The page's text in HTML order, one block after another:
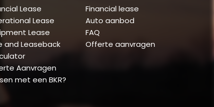
Lease
Lease
Lease
and Leaseback
Aanvragen
met een BKR?
Financial lease
Auto aanbod
FAQ
Offerte aanvragen